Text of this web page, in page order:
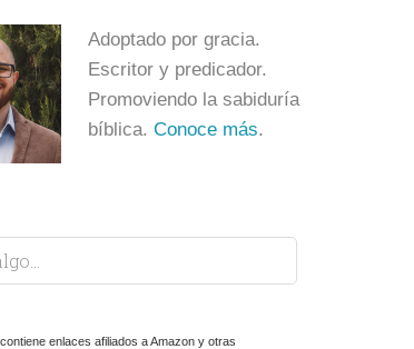
Adoptado por gracia.
Escritor y predicador.
Promoviendo la sabiduría
bíblica. Conoce más.
enlaces afiliados a Amazon y otras